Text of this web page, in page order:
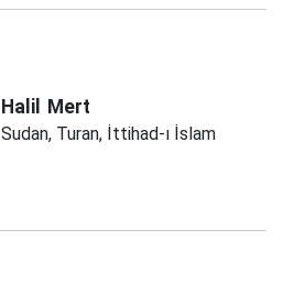
Halil Mert
Sudan, Turan, İttihad-ı İslam